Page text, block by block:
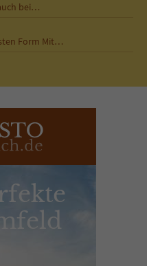
bei…
Form Mit…